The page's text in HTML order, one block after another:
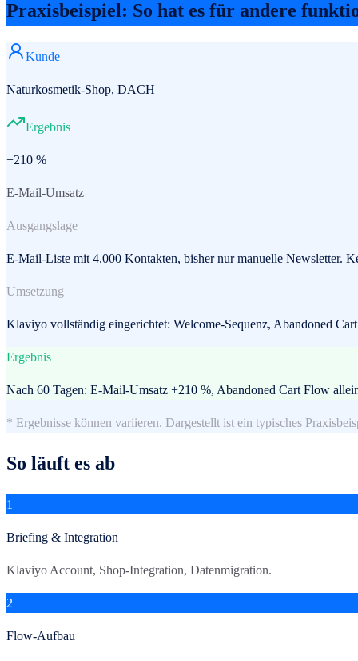
Praxisbeispiel: So hat es für andere
Kunde
Naturkosmetik-Shop, DACH
Ergebnis
+210 %
E-Mail-Umsatz
Ausgangslage
E-Mail-Liste mit 4.000 Kontakten, bisher nur manuelle Newsletter.
Umsetzung
Klaviyo vollständig eingerichtet: Welcome-Sequenz, Abandoned
Ergebnis
Nach 60 Tagen: E-Mail-Umsatz +210 %, Abandoned Cart Flow
* Ergebnisse können variieren. Dargestellt ist ein typisches
So läuft es ab
1
Briefing & Integration
Klaviyo Account, Shop-Integration, Datenmigration.
2
Flow-Aufbau